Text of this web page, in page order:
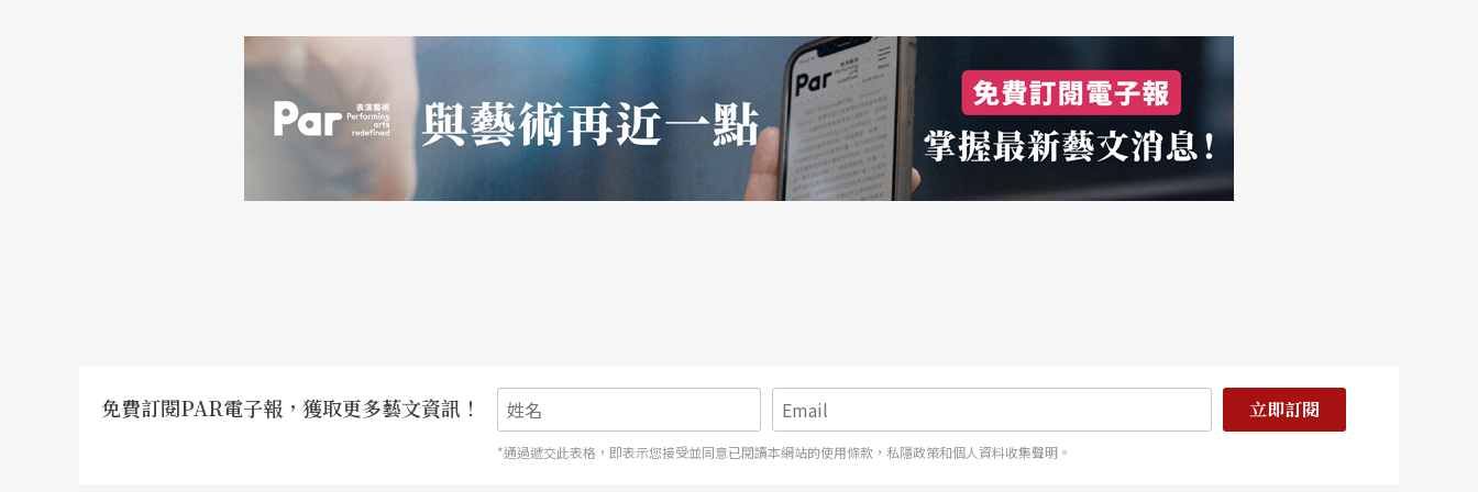
者，都以失敗告終。這種高度形式化的社會所產生的悲劇，不僅出現在萬曆年間，接下來，從鴉
片戰爭、甲午戰爭到八國聯軍，中國節節敗退，都與他們受制於封建思想很有關係。
另一方面，對胡恩威而言，明代也是一個「有趣」的年代。他說：「為了規避審查，明清的小說
或戲曲，夢境情節特別多。」此外，明代印刷技術發達，小報文化、色情小說也蔚為風潮。明代
《萬曆十五年》一劇在視覺上，融合進念擅長的多媒體影像，包裝沉重的歷史敘述；聽覺上，以
中樂及電子音樂交雜混搭。劇中更穿插崑曲《牡丹亭》的〈驚夢〉一折，來批判明朝泛道德社會
下對男女之愛的壓抑。胡恩威說，之所以選擇《牡丹亭》，先是出於戲劇美學考量，崑曲是最能
免費訂閱PAR電子報，獲取更多藝文資訊！ 立即訂閱
*通過遞交此表格，即表示您接受並同意已閱讀本網站的使用條款，私隱政策和個人資料收集聲明。